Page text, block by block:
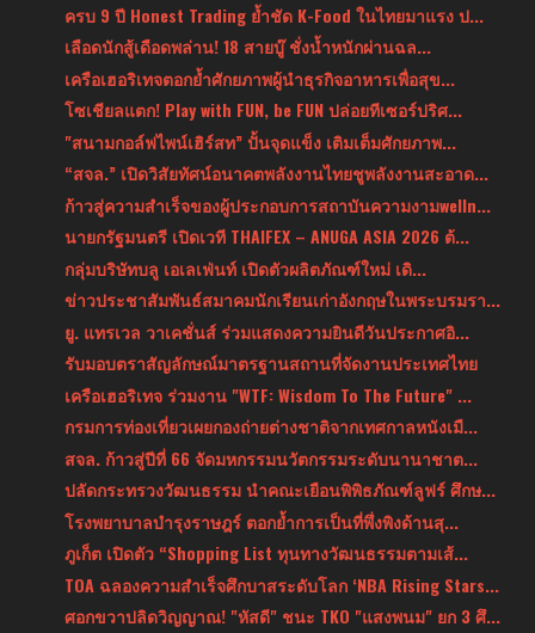
ครบ 9 ปี Honest Trading ย้ำชัด K-Food ในไทยมาแรง ป...
เลือดนักสู้เดือดพล่าน! 18 สายบู๊ ชั่งน้ำหนักผ่านฉล...
เครือเฮอริเทจตอกย้ำศักยภาพผู้นำธุรกิจอาหารเพื่อสุข...
โซเชียลแตก! Play with FUN, be FUN ปล่อยทีเซอร์ปริศ...
"สนามกอล์ฟไพน์เฮิร์สท” ปั้นจุดแข็ง เติมเต็มศักยภาพ...
“สจล.” เปิดวิสัยทัศน์อนาคตพลังงานไทยชูพลังงานสะอาด...
ก้าวสู่ความสำเร็จของผู้ประกอบการสถาบันความงามwelln...
นายกรัฐมนตรี เปิดเวที THAIFEX – ANUGA ASIA 2026 ต้...
กลุ่มบริษัทบลู เอเลเฟ่นท์ เปิดตัวผลิตภัณฑ์ใหม่ เดิ...
ข่าวประชาสัมพันธ์สมาคมนักเรียนเก่าอังกฤษในพระบรมรา...
ยู. แทรเวล วาเคชั่นส์ ร่วมแสดงความยินดีวันประกาศอิ...
รับมอบตราสัญลักษณ์มาตรฐานสถานที่จัดงานประเทศไทย
เครือเฮอริเทจ ร่วมงาน "WTF: Wisdom To The Future" ...
กรมการท่องเที่ยวเผยกองถ่ายต่างชาติจากเทศกาลหนังเมื...
สจล. ก้าวสู่ปีที่ 66 จัดมหกรรมนวัตกรรมระดับนานาชาต...
ปลัดกระทรวงวัฒนธรรม นำคณะเยือนพิพิธภัณฑ์ลูฟร์ ศึกษ...
โรงพยาบาลบำรุงราษฎร์ ตอกย้ำการเป็นที่พึ่งพิงด้านสุ...
ภูเก็ต เปิดตัว “Shopping List ทุนทางวัฒนธรรมตามเส้...
TOA ฉลองความสำเร็จศึกบาสระดับโลก ‘NBA Rising Stars...
ศอกขวาปลิดวิญญาณ! "หัสดี" ชนะ TKO "แสงพนม" ยก 3 ศึ...